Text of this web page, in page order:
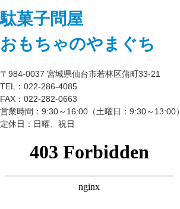
駄菓子問屋
おもちゃのやまぐち
〒984-0037 宮城県仙台市若林区蒲町33-21
TEL：022-286-4085
FAX：022-282-0663
営業時間：9:30～16:00（土曜日：9:30～13:00）
定休日：日曜、祝日